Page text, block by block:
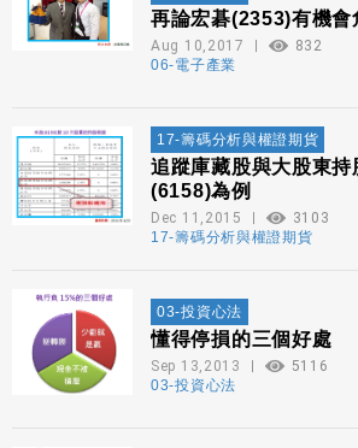
再論宏碁(2353)有機會
Aug 10,2017
832
06-電子產業
17-籌碼分析與權證期貨
追蹤庫藏股與大股東持
(6158)為例
Dec 11,2015
3103
17-籌碼分析與權證期貨
03-投資心法
懂得停損的三個好處
Sep 13,2013
5116
03-投資心法